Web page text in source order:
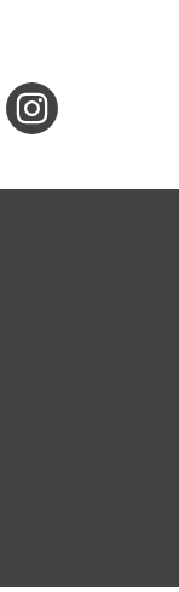
Instagram